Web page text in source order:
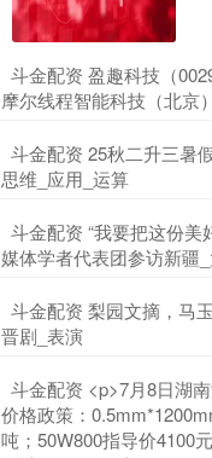
斗金配资 盈趣科技（
摩尔线程智能科技（北京
斗金配资 25秋二升三暑
思维_应用_运算
斗金配资 “我要把这份
媒体学者代表团参访新疆
斗金配资 梨园文摘，马
晋剧_表演
斗金配资 <p>7月8日湖
价格政策：
吨；50W800指导价4100